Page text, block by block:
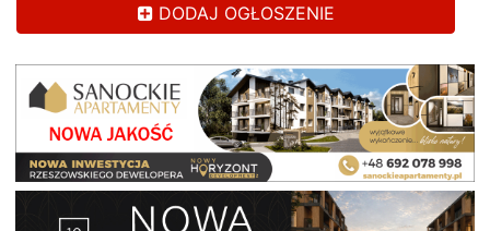
DODAJ OGŁOSZENIE